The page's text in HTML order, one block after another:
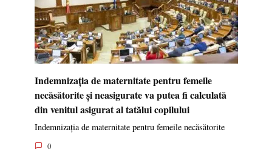
Indemnizația de maternitate pentru femeile
necăsătorite și neasigurate va putea fi calculată
din venitul asigurat al tatălui copilului
Indemnizația de maternitate pentru femeile necăsătorite
0